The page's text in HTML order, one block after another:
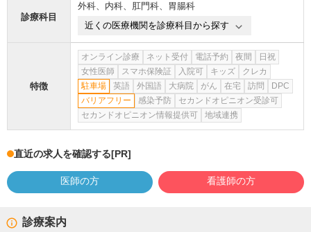
診療科目
外科、 内科、 肛門科、 胃腸科
近くの医療機関を診療科目から探す
特徴
オンライン診療 ネット受付 電話予約 夜間
日祝
女性医師
スマホ保険証 入院可 キッズ
クレカ
駐車場
英語 外国語 大病院 がん 在宅 訪問
DPC
バリアフリー
感染予防
セカンドオピニオン受診可
セカンドオピニオン情報提供可
地域連携
直近の求人を確認する[PR]
医師の方 看護師の方
診療案内